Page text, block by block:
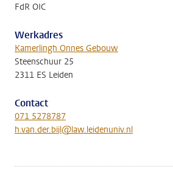
FdR OIC
Werkadres
Kamerlingh Onnes Gebouw
Steenschuur 25
2311 ES Leiden
Contact
071 5278787
h.van.der.bijl@law.leidenuniv.nl